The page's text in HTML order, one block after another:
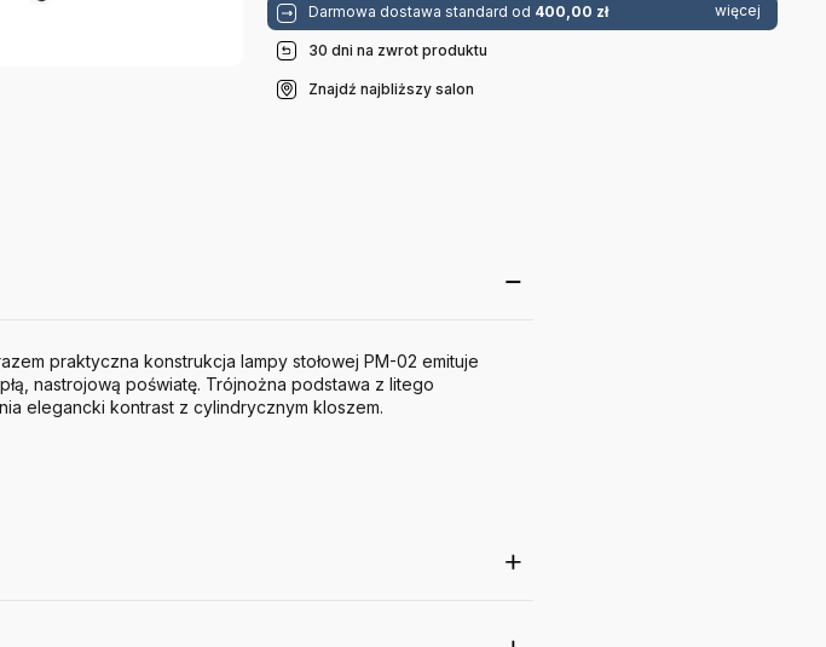
Darmowa dostawa standard od 400,00 zł więcej
30 dni na zwrot produktu
Znajdź najbliższy salon
praktyczna konstrukcja lampy stołowej PM-02 emituje
nastrojową poświatę. Trójnożna podstawa z litego
elegancki kontrast z cylindrycznym kloszem.